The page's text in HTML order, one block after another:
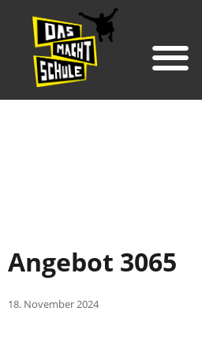
Angebot 3065
18. November 2024